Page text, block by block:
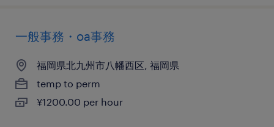
一般事務・oa事務
福岡県北九州市八幡西区, 福岡県
temp to perm
¥1200.00 per hour